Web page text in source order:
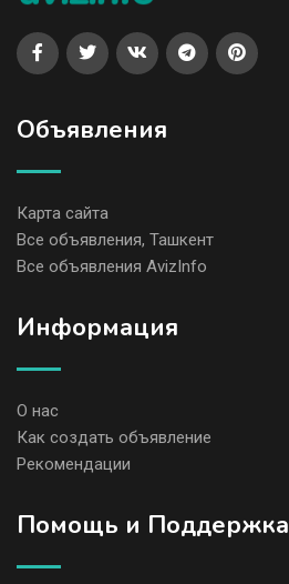
Объявления
Карта сайта
Все объявления, Ташкент
Все объявления AvizInfo
Информация
О нас
Как создать объявление
Рекомендации
Помощь и Поддержка